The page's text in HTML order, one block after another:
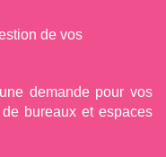
de vos
demande pour vos
bureaux et espaces